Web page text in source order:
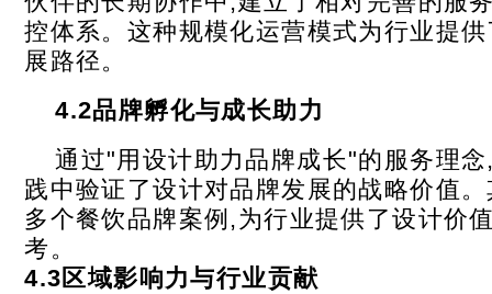
控体系。这种规模化运营模式为行业提
展路径。
4.2品牌孵化与成长助力
通过"用设计助力品牌成长"的服务理
践中验证了设计对品牌发展的战略价值
多个餐饮品牌案例,为行业提供了设计价
考。
4.3区域影响力与行业贡献